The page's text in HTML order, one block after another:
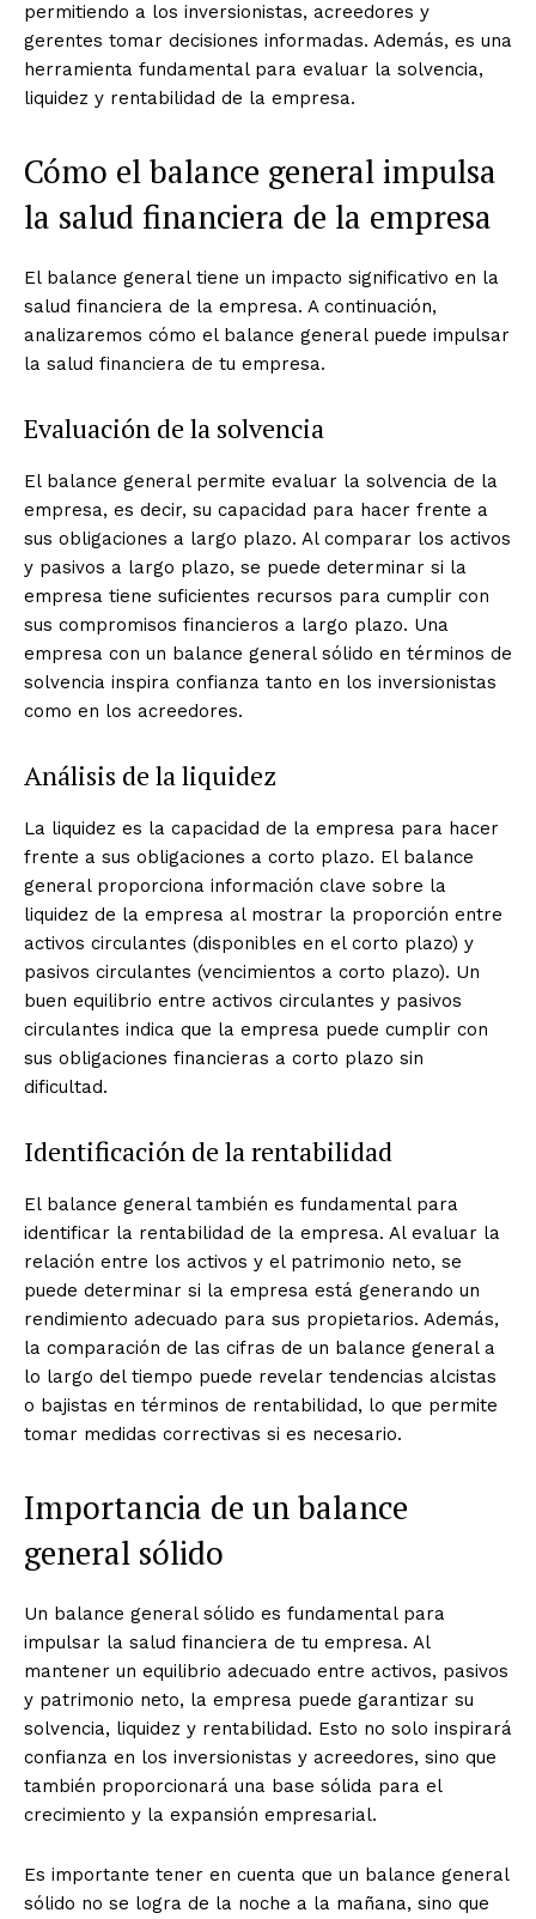
permitiendo a los inversionistas, acreedores y
gerentes tomar decisiones informadas. Además, es una
herramienta fundamental para evaluar la solvencia,
liquidez y rentabilidad de la empresa.
Cómo el balance general impulsa
la salud financiera de la empresa
El balance general tiene un impacto significativo en la
salud financiera de la empresa. A continuación,
analizaremos cómo el balance general puede impulsar
la salud financiera de tu empresa.
Evaluación de la solvencia
El balance general permite evaluar la solvencia de la
empresa, es decir, su capacidad para hacer frente a
sus obligaciones a largo plazo. Al comparar los activos
y pasivos a largo plazo, se puede determinar si la
empresa tiene suficientes recursos para cumplir con
sus compromisos financieros a largo plazo. Una
empresa con un balance general sólido en términos de
solvencia inspira confianza tanto en los inversionistas
como en los acreedores.
Análisis de la liquidez
La liquidez es la capacidad de la empresa para hacer
frente a sus obligaciones a corto plazo. El balance
general proporciona información clave sobre la
liquidez de la empresa al mostrar la proporción entre
activos circulantes (disponibles en el corto plazo) y
pasivos circulantes (vencimientos a corto plazo). Un
buen equilibrio entre activos circulantes y pasivos
circulantes indica que la empresa puede cumplir con
sus obligaciones financieras a corto plazo sin
dificultad.
Identificación de la rentabilidad
El balance general también es fundamental para
identificar la rentabilidad de la empresa. Al evaluar la
relación entre los activos y el patrimonio neto, se
puede determinar si la empresa está generando un
rendimiento adecuado para sus propietarios. Además,
la comparación de las cifras de un balance general a
lo largo del tiempo puede revelar tendencias alcistas
o bajistas en términos de rentabilidad, lo que permite
tomar medidas correctivas si es necesario.
Importancia de un balance
general sólido
Un balance general sólido es fundamental para
impulsar la salud financiera de tu empresa. Al
mantener un equilibrio adecuado entre activos, pasivos
y patrimonio neto, la empresa puede garantizar su
solvencia, liquidez y rentabilidad. Esto no solo inspirará
confianza en los inversionistas y acreedores, sino que
también proporcionará una base sólida para el
crecimiento y la expansión empresarial.
Es importante tener en cuenta que un balance general
sólido no se logra de la noche a la mañana, sino que